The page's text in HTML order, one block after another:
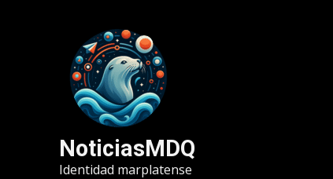
NoticiasMDQ
Identidad marplatense